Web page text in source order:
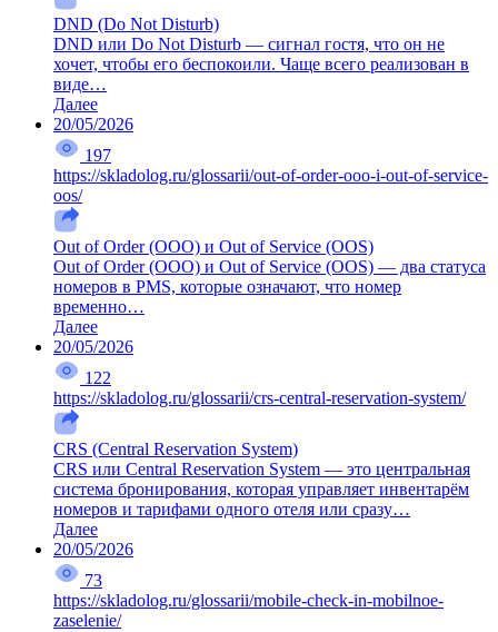
DND (Do Not Disturb)
DND или Do Not Disturb — сигнал гостя, что он не
хочет, чтобы его беспокоили. Чаще всего реализован в
виде…
Далее
20/05/2026
197
https://skladolog.ru/glossarii/out-of-order-ooo-i-out-of-service-
oos/
Out of Order (OOO) и Out of Service (OOS)
Out of Order (OOO) и Out of Service (OOS) — два статуса
номеров в PMS, которые означают, что номер
временно…
Далее
20/05/2026
122
https://skladolog.ru/glossarii/crs-central-reservation-system/
CRS (Central Reservation System)
CRS или Central Reservation System — это центральная
система бронирования, которая управляет инвентарём
номеров и тарифами одного отеля или сразу…
Далее
20/05/2026
73
https://skladolog.ru/glossarii/mobile-check-in-mobilnoe-
zaselenie/